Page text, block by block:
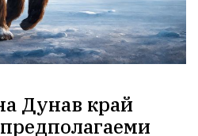
Дунав край